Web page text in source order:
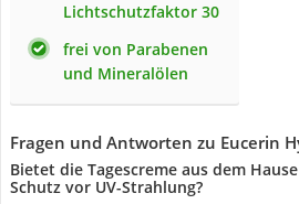
Lichtschutzfaktor 30
frei von Parabenen
und Mineralölen
Fragen und Antworten zu Eucerin
Bietet die Tagescreme aus dem
Schutz vor UV-Strahlung?